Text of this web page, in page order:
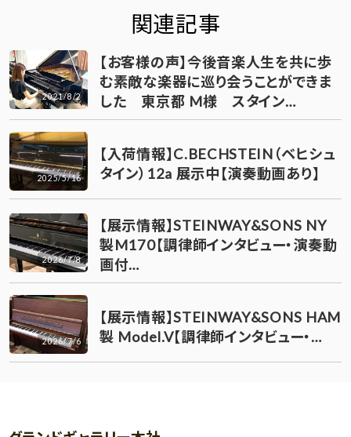
関連記事
2021/8/2
【お客様の声】今後音楽人生を共に歩
む素敵な楽器に巡り会うことができま
した 東京都 M様 スタイン…
2025/5/16
【入荷情報】C.BECHSTEIN（ベヒシュ
タイン）12a 展示中【演奏動画あり】
2026/7/8
【展示情報】STEINWAY&SONS NY
製M170【調律師インタビュー・演奏動
画付…
2026/7/6
【展示情報】STEINWAY&SONS HAM
製 Model.V【調律師インタビュー・…